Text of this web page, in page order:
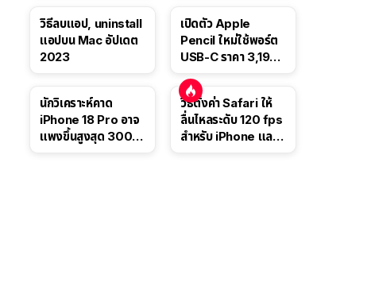
วิธีลบแอป, uninstall
แอปบน Mac อัปเดต
2023
เปิดตัว Apple
Pencil ใหม่ใช้พอร์ต
USB-C ราคา 3,190
นี้
นักวิเคราะห์คาด
iPhone 18 Pro อาจ
แพงขึ้นสูงสุด 300
วิธีตั้งค่า Safari ให้
ลื่นไหลระดับ 120 fps
สำหรับ iPhone และ